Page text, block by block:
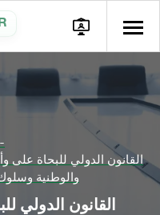
القانون الدولي للبحاة على
والوطنية وسلوك
القانون الدولي